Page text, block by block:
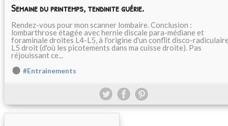
Semaine du printemps, tendinite guérie.
Rendez-vous pour mon scanner lombaire. Conclusion :
lombarthrose étagée avec hernie discale para-médiane et
foraminale droites L4-L5, à l'origine d'un conflit disco-
L5 droit (d'où les picotements dans ma cuisse droite). Pas
réjouissant ce...
#Entrainements